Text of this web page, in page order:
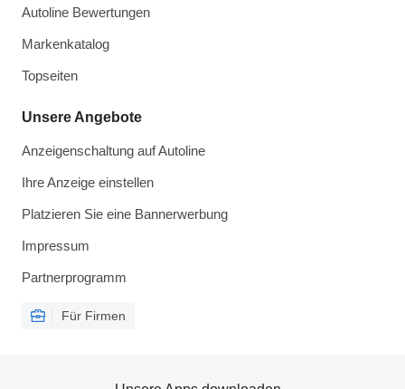
Autoline Bewertungen
Markenkatalog
Topseiten
Unsere Angebote
Anzeigenschaltung auf Autoline
Ihre Anzeige einstellen
Platzieren Sie eine Bannerwerbung
Impressum
Partnerprogramm
Für Firmen